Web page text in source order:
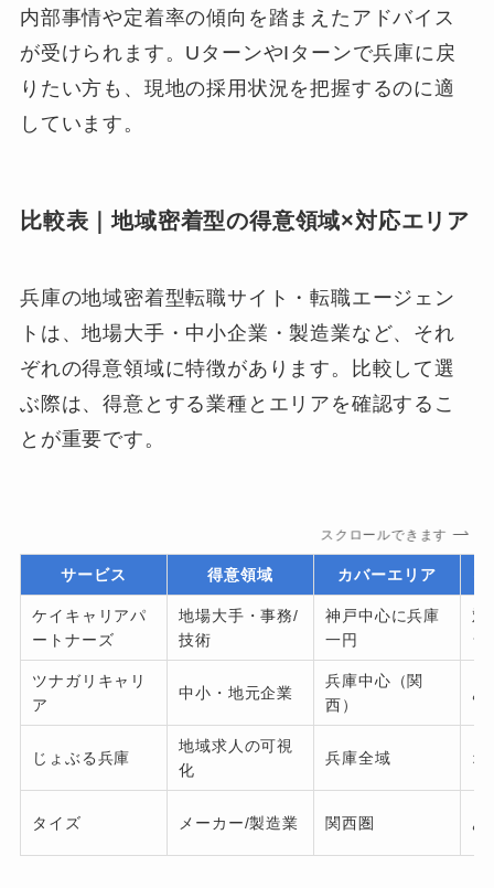
内部事情や定着率の傾向を踏まえたアドバイス
が受けられます。UターンやIターンで兵庫に戻
りたい方も、現地の採用状況を把握するのに適
しています。
比較表｜地域密着型の得意領域×対応エリア
兵庫の地域密着型転職サイト・転職エージェン
トは、地場大手・中小企業・製造業など、それ
ぞれの得意領域に特徴があります。比較して選
ぶ際は、得意とする業種とエリアを確認するこ
とが重要です。
スクロールできます
サービス 得意領域 カバーエリア
ケイキャリアパ
ートナーズ
地場大手・事務/
技術
神戸中心に兵庫
一円
対
ラ
ツナガリキャリ
ア
中小・地元企業
兵庫中心（関
西）
あ
じょぶる兵庫
地域求人の可視
化
兵庫全域 オ
タイズ メーカー/製造業 関西圏 あ